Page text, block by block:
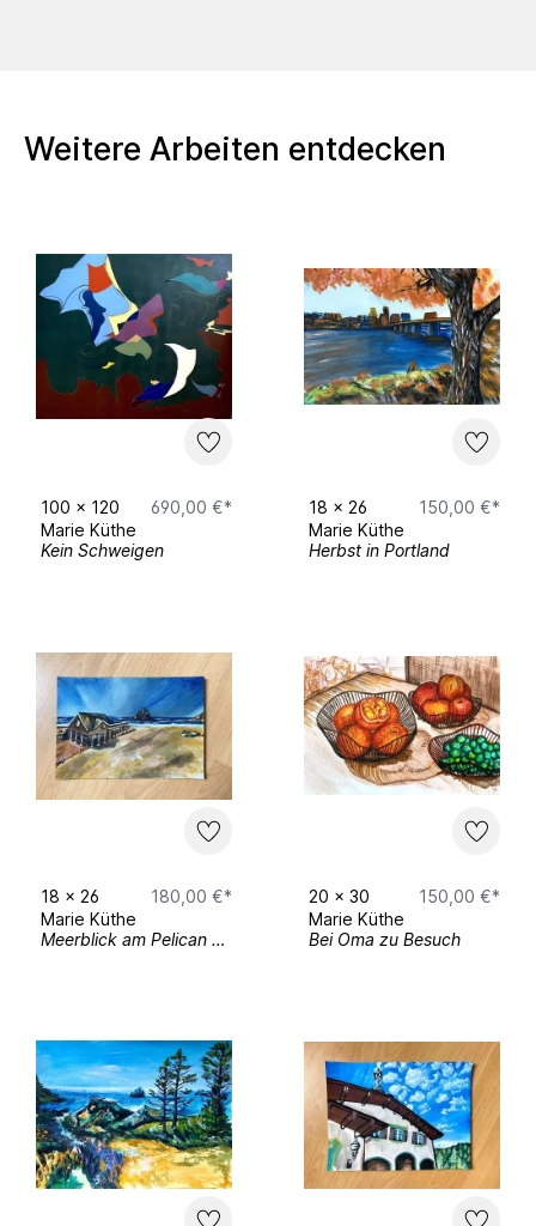
Weitere Arbeiten entdecken
100 x 120
690,00 €*
Marie Küthe
Kein Schweigen
18 x 26
150,00 €*
Marie Küthe
Herbst in Portland
18 x 26
180,00 €*
Marie Küthe
Meerblick am Pelican Cafe
20 x 30
150,00 €*
Marie Küthe
Bei Oma zu Besuch